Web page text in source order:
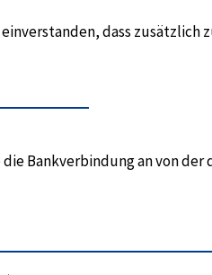
dass zusätzlich
Bankverbindung an von